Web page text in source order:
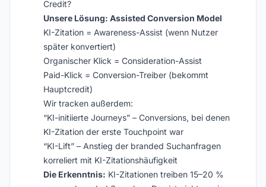
Credit?
Unsere Lösung: Assisted Conversion Model
KI-Zitation = Awareness-Assist (wenn Nutzer
später konvertiert)
Organischer Klick = Consideration-Assist
Paid-Klick = Conversion-Treiber (bekommt
Hauptcredit)
Wir tracken außerdem:
“KI-initiierte Journeys” – Conversions, bei denen
KI-Zitation der erste Touchpoint war
“KI-Lift” – Anstieg der branded Suchanfragen
korreliert mit KI-Zitationshäufigkeit
Die Erkenntnis: KI-Zitationen treiben 15–20 %